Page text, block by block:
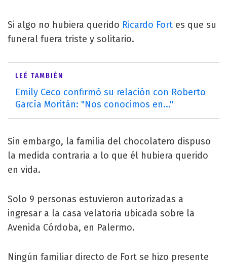
Si algo no hubiera querido Ricardo Fort es que su
funeral fuera triste y solitario.
LEÉ TAMBIÉN
Emily Ceco confirmó su relación con Roberto
García Moritán: "Nos conocimos en..."
Sin embargo, la familia del chocolatero dispuso
la medida contraria a lo que él hubiera querido
en vida.
Solo 9 personas estuvieron autorizadas a
ingresar a la casa velatoria ubicada sobre la
Avenida Córdoba, en Palermo.
Ningún familiar directo de Fort se hizo presente